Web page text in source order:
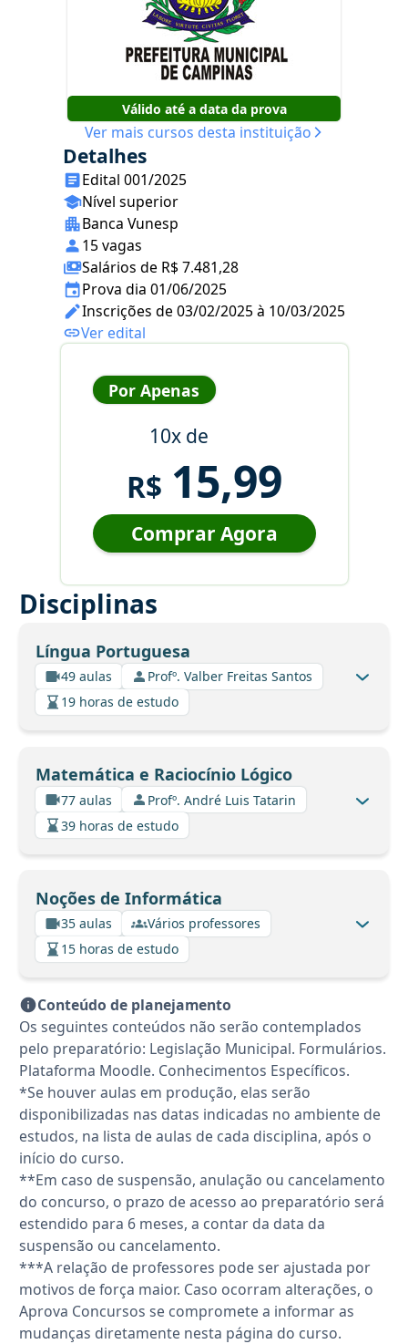
Válido até a data da prova
Ver mais cursos desta instituição
Detalhes
Edital 001/2025
Nível superior
Banca Vunesp
15 vagas
Salários de R$ 7.481,28
Prova dia 01/06/2025
Inscrições de 03/02/2025 à 10/03/2025
Ver edital
Por Apenas
10x de
R$ 15,99
Comprar Agora
Disciplinas
Língua Portuguesa
49 aulas
Profº. Valber Freitas Santos
19 horas de estudo
Matemática e Raciocínio Lógico
77 aulas
Profº. André Luis Tatarin
39 horas de estudo
Noções de Informática
35 aulas
Vários professores
15 horas de estudo
Conteúdo de planejamento
Os seguintes conteúdos não serão contemplados
pelo preparatório: Legislação Municipal. Formulários.
Plataforma Moodle. Conhecimentos Específicos.
*Se houver aulas em produção, elas serão
disponibilizadas nas datas indicadas no ambiente de
estudos, na lista de aulas de cada disciplina, após o
início do curso.
**Em caso de suspensão, anulação ou cancelamento
do concurso, o prazo de acesso ao preparatório será
estendido para 6 meses, a contar da data da
suspensão ou cancelamento.
***A relação de professores pode ser ajustada por
motivos de força maior. Caso ocorram alterações, o
Aprova Concursos se compromete a informar as
mudanças diretamente nesta página do curso.